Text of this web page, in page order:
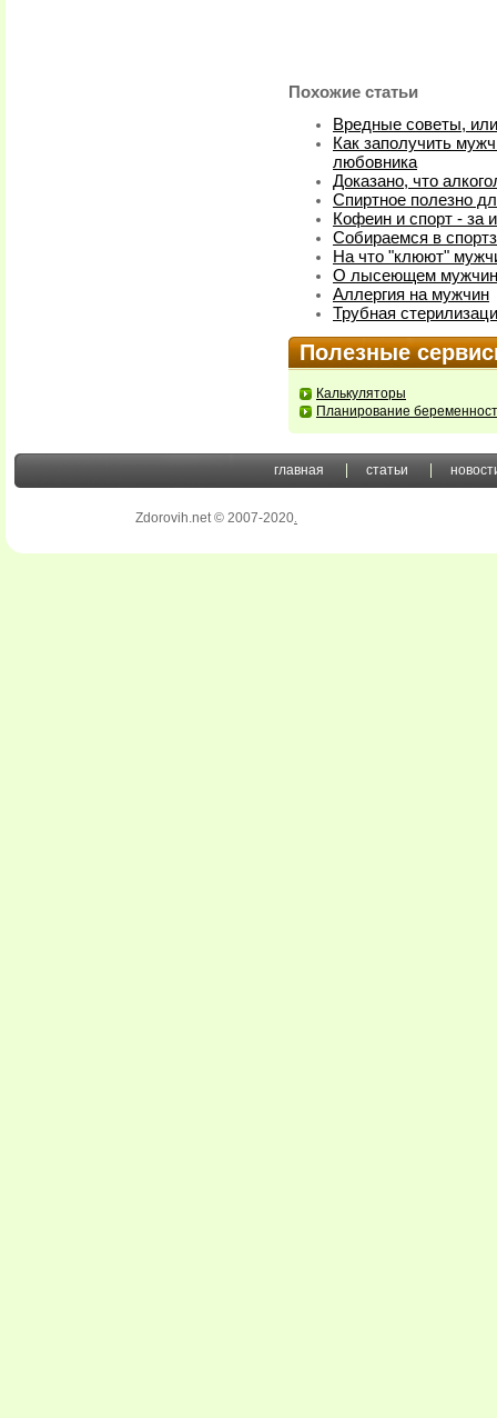
Похожие статьи
Вредные советы,
Как заполучить
любовника
Доказано, что
Спиртное полезно
Кофеин и спорт - за
Собираемся в
На что "клюют"
О лысеющем
Аллергия на мужчин
Трубная
Полезные
Калькуляторы
Планирование
главная статьи
Zdorovih.net © 2007-2020